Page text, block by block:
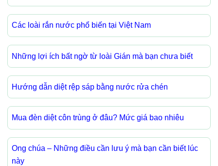
Các loài rắn nước phổ biến tại Việt Nam
Những lợi ích bất ngờ từ loài Gián mà bạn chưa biết
Hướng dẫn diệt rệp sáp bằng nước rửa chén
Mua đèn diệt côn trùng ở đâu? Mức giá bao nhiêu
Ong chúa – Những điều cần lưu ý mà bạn cần biết lúc
này